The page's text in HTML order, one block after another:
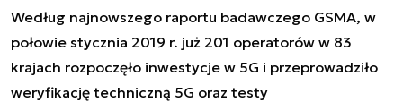
Według najnowszego raportu badawczego GSMA, w
połowie stycznia 2019 r. już 201 operatorów w 83
krajach rozpoczęło inwestycje w 5G i przeprowadziło
weryfikację techniczną 5G oraz testy